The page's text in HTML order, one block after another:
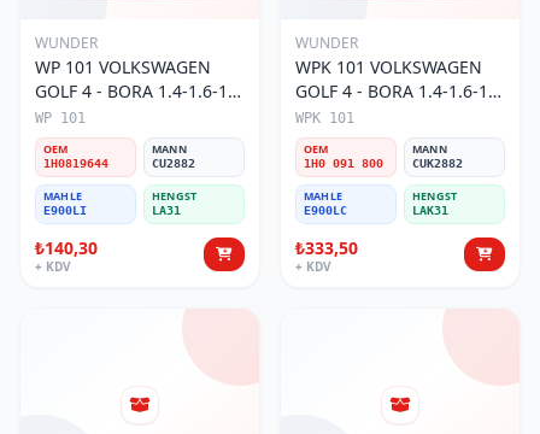
WUNDER
WP 101 VOLKSWAGEN
GOLF 4 - BORA 1.4-1.6-1.8
POLO III 1H0 819 644
Polen Filtresi
WP 101
OEM
1H0819644
MANN
CU2882
MAHLE
E900LI
HENGST
LA31
₺140,30
+ KDV
WUNDER
WPK 101 VOLKSWAGEN
GOLF 4 - BORA 1.4-1.6-1.8
POLO III KARBONLU 1H0
091 800 Polen Filtresi
WPK 101
OEM
1H0 091 800
MANN
CUK2882
MAHLE
E900LC
HENGST
LAK31
₺333,50
+ KDV